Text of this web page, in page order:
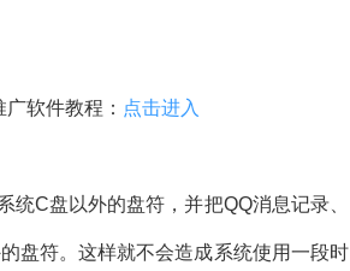
软件教程： 点击进入
C盘以外的盘符，并把QQ消息记录、
盘符。这样就不会造成系统使用一段时